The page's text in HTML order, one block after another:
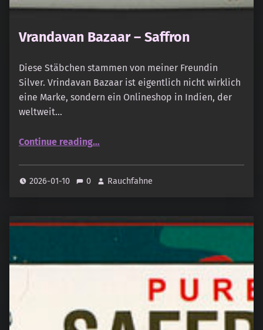
Vrandavan Bazaar – Saffron
Diese Stäbchen stammen von meiner Freundin
Silver. Vrindavan Bazaar ist eigentlich nicht wirklich
eine Marke, sondern ein Onlineshop in Indien, der
weltweit…
Continue reading…
2026-01-10 0 Rauchfahne